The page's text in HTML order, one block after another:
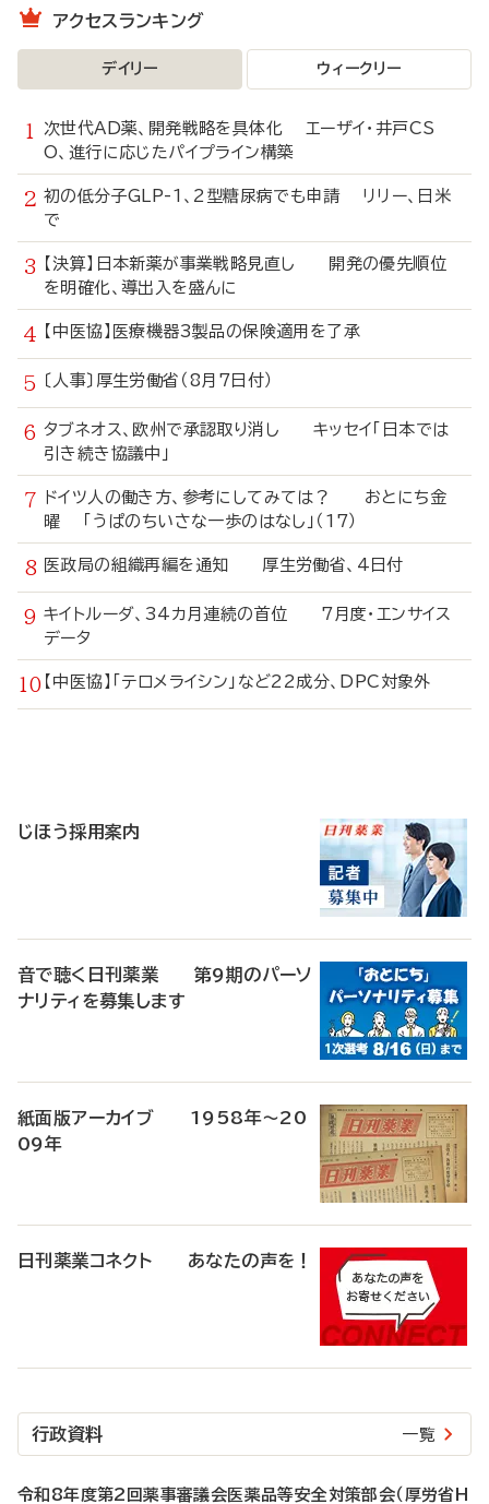
アクセスランキング
デイリー ウィークリー
次世代AD薬、開発戦略を具体化 エーザイ・井戸CS
O、進行に応じたパイプライン構築
初の低分子GLP-1、2型糖尿病でも申請 リリー、日米
で
【決算】日本新薬が事業戦略見直し 開発の優先順位
を明確化、導出入を盛んに
【中医協】医療機器3製品の保険適用を了承
〔人事〕厚生労働省（8月7日付）
タブネオス、欧州で承認取り消し キッセイ「日本では
引き続き協議中」
ドイツ人の働き方、参考にしてみては？ おとにち金
曜 「うぱのちいさな一歩のはなし」（17）
医政局の組織再編を通知 厚生労働省、4日付
キイトルーダ、34カ月連続の首位 7月度・エンサイス
データ
【中医協】「テロメライシン」など22成分、DPC対象外
じほう採用案内
音で聴く日刊薬業 第9期のパーソ
ナリティを募集します
紙面版アーカイブ 1958年～20
09年
日刊薬業コネクト あなたの声を！
行政資料 一覧
令和8年度第2回薬事審議会医薬品等安全対策部会（厚労省H